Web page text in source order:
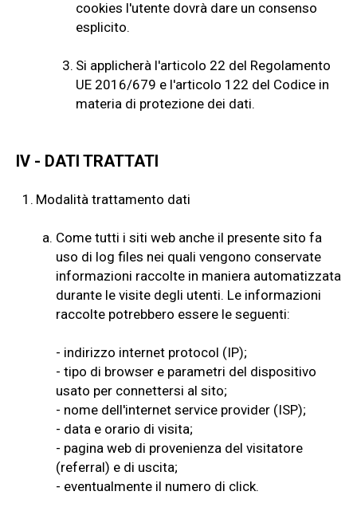
cookies l'utente dovrà dare un consenso
esplicito.
3. Si applicherà l'articolo 22 del Regolamento
UE 2016/679 e l'articolo 122 del Codice in
materia di protezione dei dati.
IV - DATI TRATTATI
1. Modalità trattamento dati
a. Come tutti i siti web anche il presente sito fa
uso di log files nei quali vengono conservate
informazioni raccolte in maniera automatizzata
durante le visite degli utenti. Le informazioni
raccolte potrebbero essere le seguenti:
- indirizzo internet protocol (IP);
- tipo di browser e parametri del dispositivo
usato per connettersi al sito;
- nome dell'internet service provider (ISP);
- data e orario di visita;
- pagina web di provenienza del visitatore
(referral) e di uscita;
- eventualmente il numero di click.